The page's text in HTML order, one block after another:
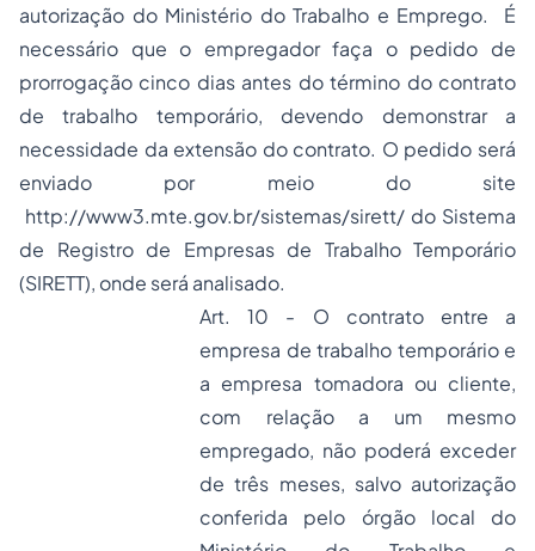
autorização do Ministério do Trabalho e Emprego. É
necessário que o empregador faça o pedido de
prorrogação cinco dias antes do término do contrato
de trabalho temporário, devendo demonstrar a
necessidade da extensão do contrato. O pedido será
enviado por meio do site
http://www3.mte.gov.br/sistemas/sirett/ do Sistema
de Registro de Empresas de Trabalho Temporário
(SIRETT), onde será analisado.
Art. 10 - O contrato entre a
empresa de trabalho temporário e
a empresa tomadora ou cliente,
com relação a um mesmo
empregado, não poderá exceder
de três meses, salvo autorização
conferida pelo órgão local do